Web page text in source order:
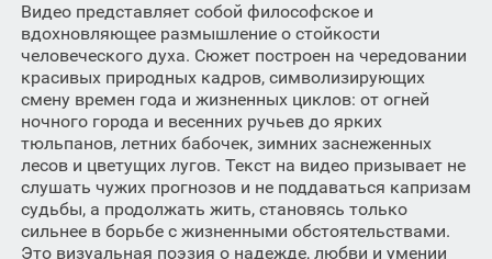
Видео представляет собой философское и
вдохновляющее размышление о стойкости
человеческого духа. Сюжет построен на чередовании
красивых природных кадров, символизирующих
смену времен года и жизненных циклов: от огней
ночного города и весенних ручьев до ярких
тюльпанов, летних бабочек, зимних заснеженных
лесов и цветущих лугов. Текст на видео призывает не
слушать чужих прогнозов и не поддаваться капризам
судьбы, а продолжать жить, становясь только
сильнее в борьбе с жизненными обстоятельствами.
Это визуальная поэзия о надежде, любви и умении